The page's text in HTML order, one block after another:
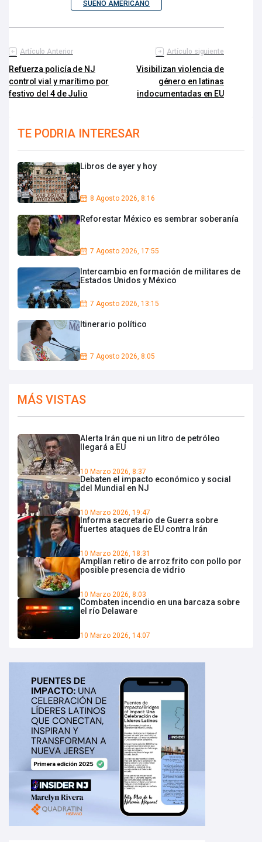
SUEÑO AMERICANO
Artículo Anterior
Refuerza policía de NJ
control vial y marítimo por
festivo del 4 de Julio
Artículo siguiente
Visibilizan violencia de
género en latinas
indocumentadas en EU
TE PODRIA INTERESAR
Libros de ayer y hoy
8 Agosto 2026, 8:16
Reforestar México es sembrar soberanía
7 Agosto 2026, 17:55
Intercambio en formación de militares de
Estados Unidos y México
7 Agosto 2026, 13:15
Itinerario político
7 Agosto 2026, 8:05
MÁS VISTAS
Alerta Irán que ni un litro de petróleo
llegará a EU
10 Marzo 2026, 8:37
Debaten el impacto económico y social
del Mundial en NJ
10 Marzo 2026, 19:47
Informa secretario de Guerra sobre
fuertes ataques de EU contra Irán
10 Marzo 2026, 18:31
Amplían retiro de arroz frito con pollo por
posible presencia de vidrio
10 Marzo 2026, 8:03
Combaten incendio en una barcaza sobre
el río Delaware
10 Marzo 2026, 14:07